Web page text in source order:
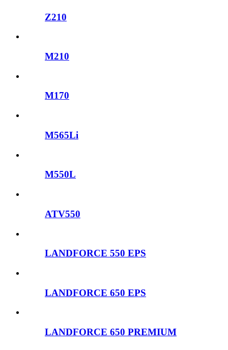
Z210
M210
M170
M565Li
M550L
ATV550
LANDFORCE 550 EPS
LANDFORCE 650 EPS
LANDFORCE 650 PREMIUM